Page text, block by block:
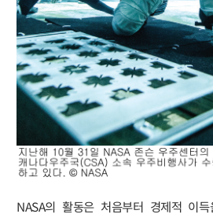
NASA의 활동은 처음부터 경제적 이